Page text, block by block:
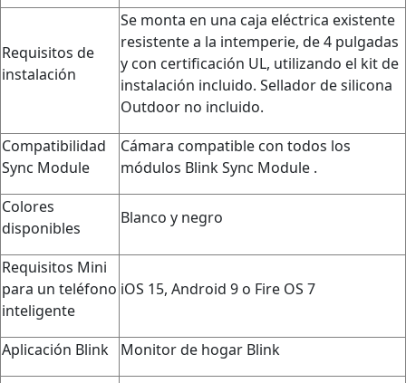
Requisitos de
instalación
Se monta en una caja eléctrica existente
resistente a la intemperie, de 4 pulgadas
y con certificación UL, utilizando el kit de
instalación incluido. Sellador de silicona
Outdoor no incluido.
Compatibilidad
Sync Module
Cámara compatible con todos los
módulos Blink Sync Module .
Colores
disponibles
Blanco y negro
Requisitos Mini
para un teléfono
inteligente
iOS 15, Android 9 o Fire OS 7
Aplicación Blink
Monitor de hogar Blink